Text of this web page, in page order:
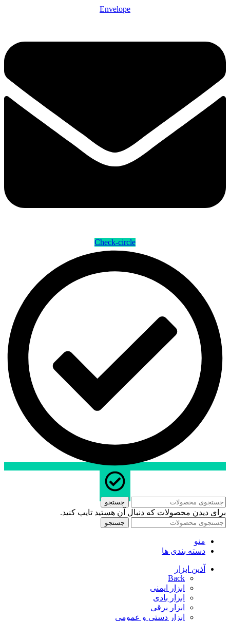
Envelope
Check-circle
جستجو
برای دیدن محصولات که دنبال آن هستید تایپ کنید.
جستجو
منو
دسته بندی ها
آذین ابزار
Back
ابزار ایمنی
ابزار بادی
ابزار برقی
ابزار دستی و عمومی